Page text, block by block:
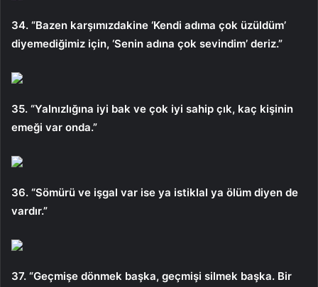
34. “Bazen karşımızdakine ‘Kendi adıma çok üzüldüm’
diyemediğimiz için, ‘Senin adına çok sevindim’ deriz.”
35. “Yalnızlığına iyi bak ve çok iyi sahip çık, kaç kişinin
emeği var onda.”
36. “Sömürü ve işgal var ise ya istiklal ya ölüm diyen de
vardır.”
37. “Geçmişe dönmek başka, geçmişi silmek başka. Bir